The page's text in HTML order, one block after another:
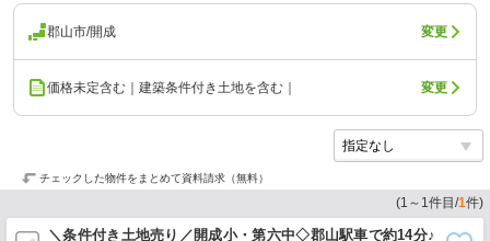
郡山市/開成 変更
価格未定含む｜建築条件付き土地を含む｜ 変更
チェックした物件をまとめて資料請求（無料）
(1 ～ 1件目/1件)
＼条件付き土地売り／開成小・第六中◇郡山駅車で約14分♪